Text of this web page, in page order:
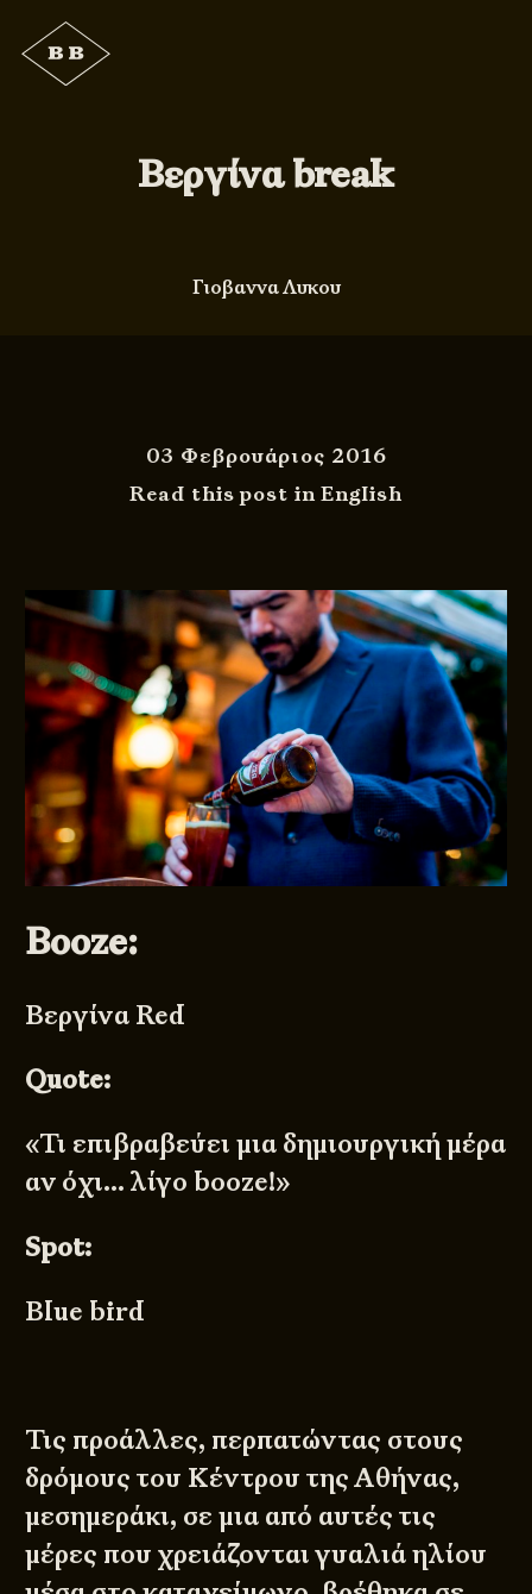
Βεργίνα break
Γιοβαννα Λυκου
03 Φεβρουάριος 2016
Read this post in English
Booze:
Βεργίνα Red
Quote:
«Τι επιβραβεύει μια δημιουργική μέρα
αν όχι… λίγο booze!»
Spot:
Blue bird
Τις προάλλες, περπατώντας στους
δρόμους του Κέντρου της Αθήνας,
μεσημεράκι, σε μια από αυτές τις
μέρες που χρειάζονται γυαλιά ηλίου